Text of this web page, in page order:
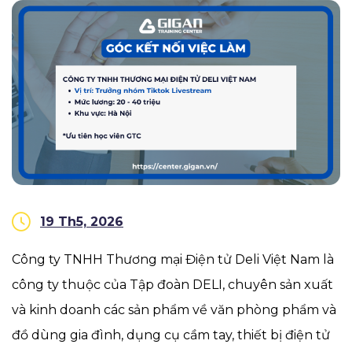
19 Th5, 2026
Công ty TNHH Thương mại Điện tử Deli Việt Nam là
công ty thuộc của Tập đoàn DELI, chuyên sản xuất
và kinh doanh các sản phẩm về văn phòng phẩm và
đồ dùng gia đình, dụng cụ cầm tay, thiết bị điện tử